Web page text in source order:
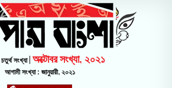
সংখ্যা | অক্টোবর সংখ্যা, ২০২১
আগামী সংখ্যা : জানুয়ারী, ২০২১